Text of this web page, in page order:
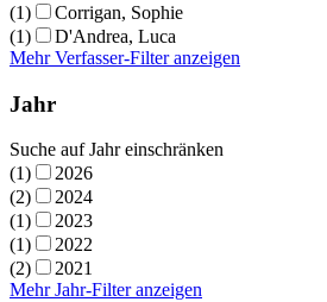
(1)
Corrigan, Sophie
(1)
D'Andrea, Luca
Mehr Verfasser-Filter anzeigen
Jahr
Suche auf Jahr einschränken
(1)
2026
(2)
2024
(1)
2023
(1)
2022
(2)
2021
Mehr Jahr-Filter anzeigen